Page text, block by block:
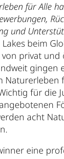
für Alle
und
beim
privat
gingen
für die
acht
eine